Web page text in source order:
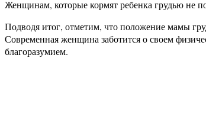
Женщинам, которые кормят ребенка грудью не
Подводя итог, отметим, что положение мамы
Современная женщина заботится о своем
благоразумием.